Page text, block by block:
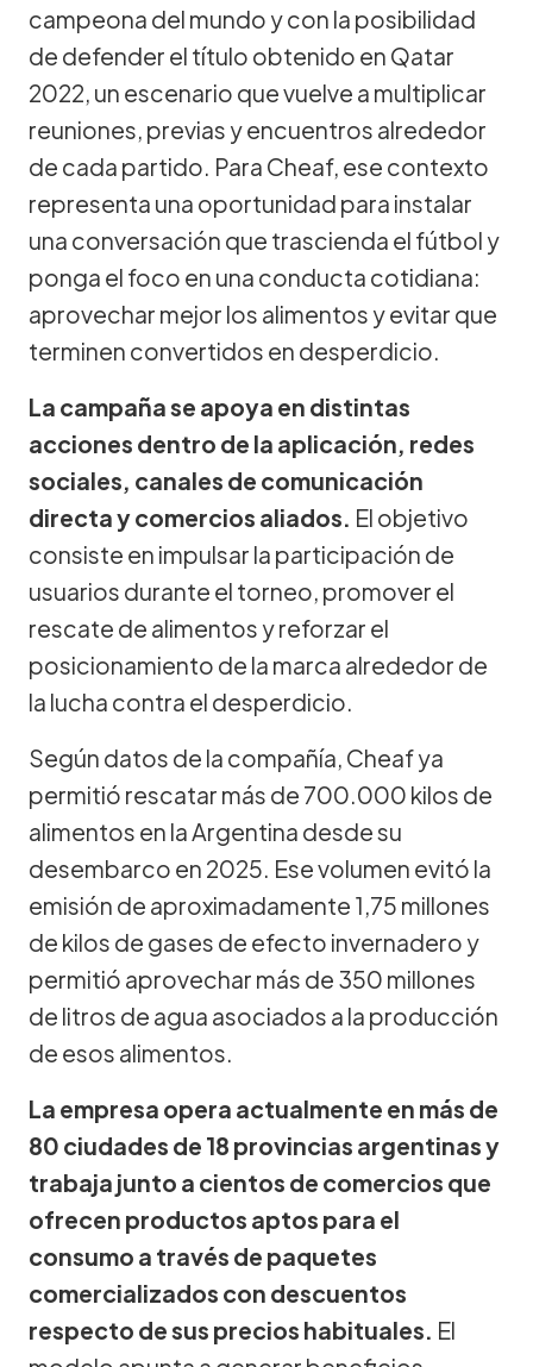
campeona del mundo y con la posibilidad
de defender el título obtenido en Qatar
2022, un escenario que vuelve a multiplicar
reuniones, previas y encuentros alrededor
de cada partido. Para Cheaf, ese contexto
representa una oportunidad para instalar
una conversación que trascienda el fútbol y
ponga el foco en una conducta cotidiana:
aprovechar mejor los alimentos y evitar que
terminen convertidos en desperdicio.
La campaña se apoya en distintas
acciones dentro de la aplicación, redes
sociales, canales de comunicación
directa y comercios aliados. El objetivo
consiste en impulsar la participación de
usuarios durante el torneo, promover el
rescate de alimentos y reforzar el
posicionamiento de la marca alrededor de
la lucha contra el desperdicio.
Según datos de la compañía, Cheaf ya
permitió rescatar más de 700.000 kilos de
alimentos en la Argentina desde su
desembarco en 2025. Ese volumen evitó la
emisión de aproximadamente 1,75 millones
de kilos de gases de efecto invernadero y
permitió aprovechar más de 350 millones
de litros de agua asociados a la producción
de esos alimentos.
La empresa opera actualmente en más de
80 ciudades de 18 provincias argentinas y
trabaja junto a cientos de comercios que
ofrecen productos aptos para el
consumo a través de paquetes
comercializados con descuentos
respecto de sus precios habituales. El